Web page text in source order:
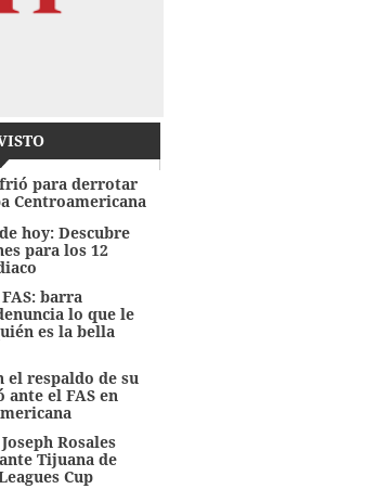
para derrotar
Centroamericana
hoy: Descubre
para los 12
barra
lo que le
es la bella
el respaldo de su
el FAS en
Rosales
Tijuana de
Cup